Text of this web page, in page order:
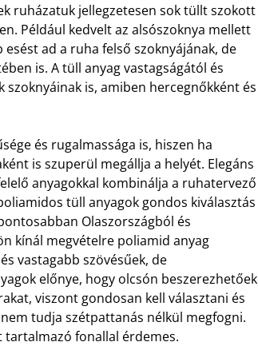
ruházatuk jellegzetesen sok tüllt szokott
Például kedvelt az alsószoknya mellett
ad a ruha felső szoknyájának, de
is. A tüll anyag vastagságától és
is, amiben hercegnőkként és
és rugalmassága is, hiszen ha
is szuperül megállja a helyét. Elegáns
anyagokkal kombinálja a ruhatervező
tüll anyagok gondos kiválasztás
Olaszországból és
kínál megvételre poliamid anyag
vastagabb szövésűek, de
előnye, hogy olcsón beszerezhetőek
viszont gondosan kell választani és
tudja szétpattanás nélkül megfogni.
tartalmazó fonallal érdemes.